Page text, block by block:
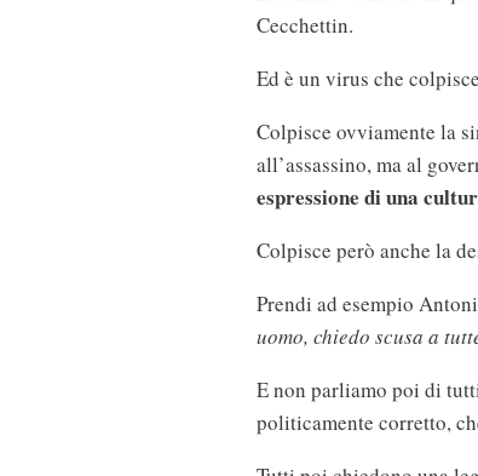
Cecchettin.
Ed è un virus che
Colpisce ovviamente la
all’assassino, ma al
espressione di una
Colpisce però anche la
Prendi ad esempio
uomo, chiedo scusa a
E non parliamo poi di
politicamente corretto,